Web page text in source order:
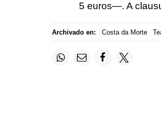
5 euros—. A
Archivado en: Costa da Morte